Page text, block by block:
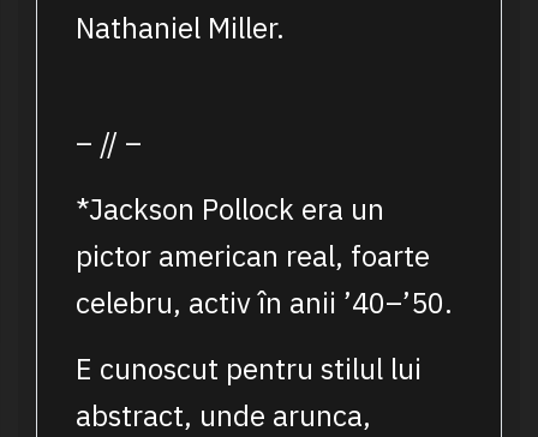
Nathaniel Miller.
– // –
*Jackson Pollock era un
pictor american real, foarte
celebru, activ în anii ’40–’50.
E cunoscut pentru stilul lui
abstract, unde arunca,